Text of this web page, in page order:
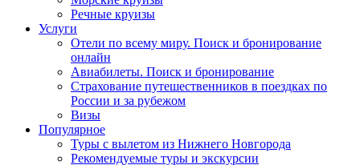
Речные круизы
Услуги
Отели по всему миру. Поиск и бронирование
онлайн
Авиабилеты. Поиск и бронирование
Страхование путешественников в поездках по
России и за рубежом
Визы
Популярное
Туры с вылетом из Нижнего Новгорода
Рекомендуемые туры и экскурсии